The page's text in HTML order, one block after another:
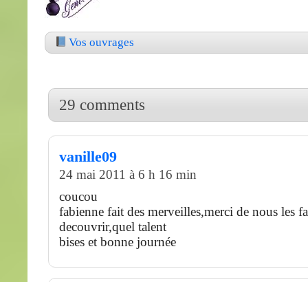
Vos ouvrages
29 comments
vanille09
24 mai 2011 à 6 h 16 min
coucou
fabienne fait des merveilles,merci de nous les
decouvrir,quel talent
bises et bonne journée